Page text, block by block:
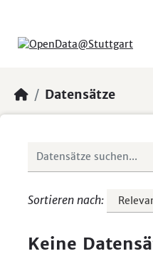
Datensätze
Sortieren nach
Keine